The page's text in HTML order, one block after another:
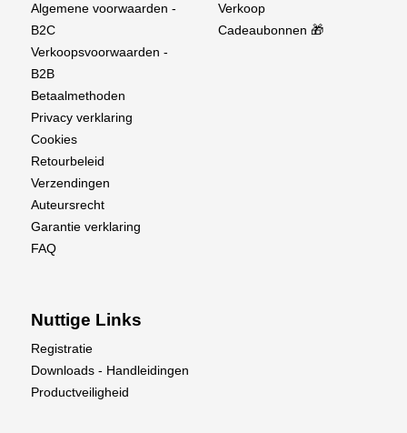
Algemene voorwaarden -
B2C
Verkoopsvoorwaarden -
B2B
Betaalmethoden
Privacy verklaring
Cookies
Retourbeleid
Verzendingen
Auteursrecht
Garantie verklaring
FAQ
Verkoop
Cadeaubonnen 🎁
Nuttige Links
Registratie
Downloads - Handleidingen
Productveiligheid